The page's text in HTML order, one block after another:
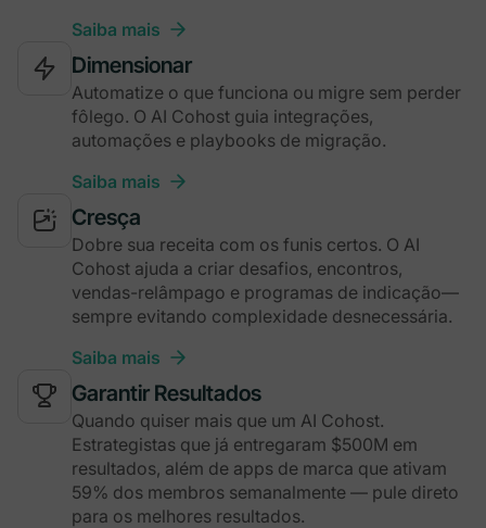
Saiba mais
Dimensionar
Automatize o que funciona ou migre sem perder
fôlego. O AI Cohost guia integrações,
automações e playbooks de migração.
Saiba mais
Cresça
Dobre sua receita com os funis certos. O AI
Cohost ajuda a criar desafios, encontros,
vendas-relâmpago e programas de indicação—
sempre evitando complexidade desnecessária.
Saiba mais
Garantir Resultados
Quando quiser mais que um AI Cohost.
Estrategistas que já entregaram $500M em
resultados, além de apps de marca que ativam
59% dos membros semanalmente — pule direto
para os melhores resultados.